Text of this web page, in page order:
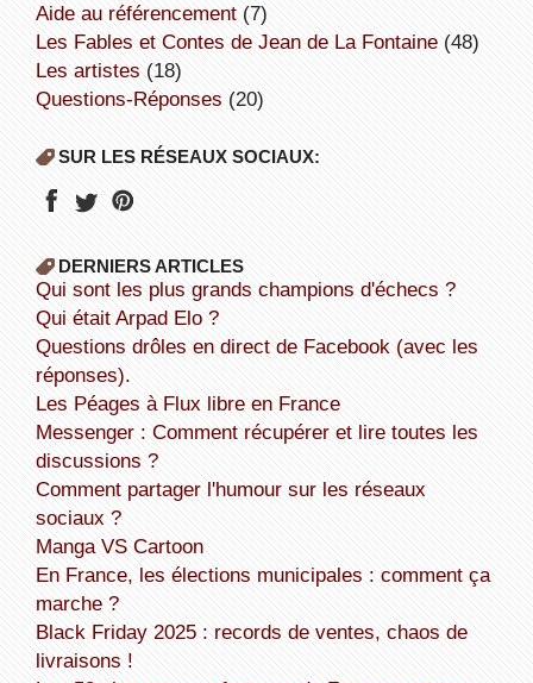
aide au référencement(7)
Les Fables et Contes de Jean de La Fontaine(48)
Les artistes (18)
Questions-Réponses (20)
SUR LES RÉSEAUX SOCIAUX:
DERNIERS ARTICLES
Qui sont les plus grands champions d'échecs ?
Qui était Arpad Elo ?
Questions drôles en direct de Facebook (avec les
réponses).
Les Péages à Flux libre en France
Messenger : Comment récupérer et lire toutes les
discussions ?
Comment partager l'humour sur les réseaux
sociaux ?
Manga VS Cartoon
En France, les élections municipales : comment ça
marche ?
Black Friday 2025 : records de ventes, chaos de
livraisons !